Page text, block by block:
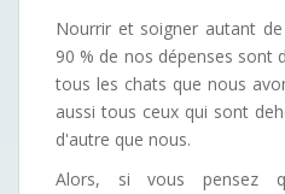
Nourrir et soigner autant
90 % de nos dépenses sont
tous les chats que nous
aussi tous ceux qui sont
d'autre que nous.
Alors, si vous pensez